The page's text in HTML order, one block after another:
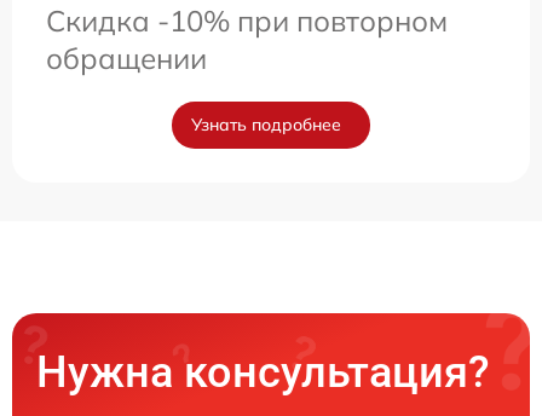
Скидка -10% при повторном
обращении
Узнать подробнее
Нужна консультация?